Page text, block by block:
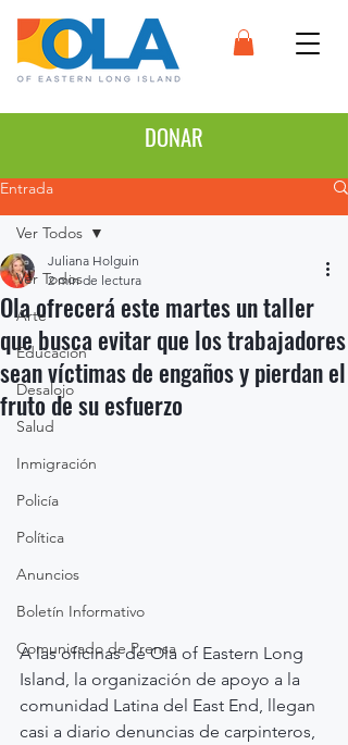
DONAR
Entrada
Ver Todos
Arte
Educación
Desalojo
Salud
Inmigración
Policía
Política
Anuncios
Boletín Informativo
Comunicado de Prensa
Ver Todos
Ola ofrecerá este martes un taller
que busca evitar que los trabajadores
sean víctimas de engaños y pierdan el
fruto de su esfuerzo
Juliana Holguin
2 min de lectura
A las oficinas de Ola of Eastern Long
Island, la organización de apoyo a la
comunidad Latina del East End, llegan
casi a diario denuncias de carpinteros,